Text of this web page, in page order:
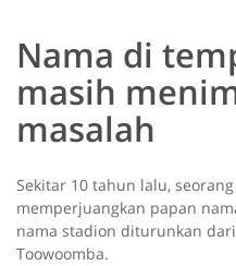
Nama di
masih
masalah
Sekitar 10 tahun lalu,
memperjuangkan papan
nama stadion diturunkan
Toowoomba.